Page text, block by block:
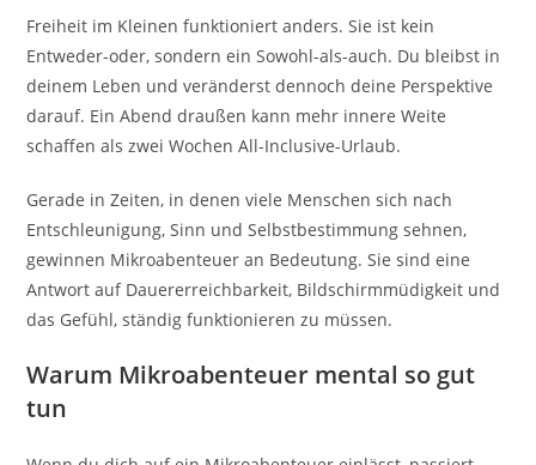
Freiheit im Kleinen funktioniert anders. Sie ist kein
Entweder-oder, sondern ein Sowohl-als-auch. Du bleibst in
deinem Leben und veränderst dennoch deine Perspektive
darauf. Ein Abend draußen kann mehr innere Weite
schaffen als zwei Wochen All-Inclusive-Urlaub.
Gerade in Zeiten, in denen viele Menschen sich nach
Entschleunigung, Sinn und Selbstbestimmung sehnen,
gewinnen Mikroabenteuer an Bedeutung. Sie sind eine
Antwort auf Dauererreichbarkeit, Bildschirmmüdigkeit und
das Gefühl, ständig funktionieren zu müssen.
Warum Mikroabenteuer mental so gut
tun